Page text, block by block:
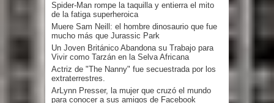
Spider-Man rompe la taquilla y entierra el mito
de la fatiga superheroica
Muere Sam Neill: el hombre dinosaurio que fue
mucho más que Jurassic Park
Un Joven Británico Abandona su Trabajo para
Vivir como Tarzán en la Selva Africana
Actriz de "The Nanny" fue secuestrada por los
extraterrestres.
ArLynn Presser, la mujer que cruzó el mundo
para conocer a sus amigos de Facebook